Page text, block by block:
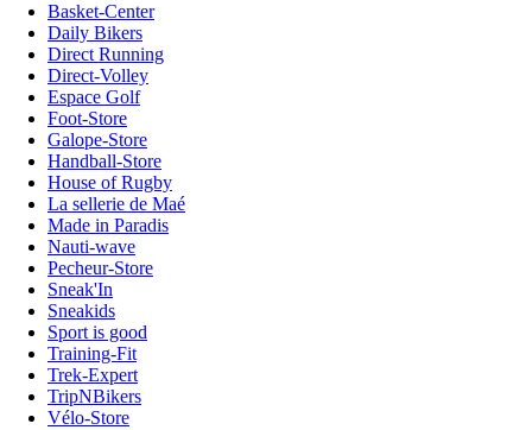
Basket-Center
Daily Bikers
Direct Running
Direct-Volley
Espace Golf
Foot-Store
Galope-Store
Handball-Store
House of Rugby
La sellerie de Maé
Made in Paradis
Nauti-wave
Pecheur-Store
Sneak'In
Sneakids
Sport is good
Training-Fit
Trek-Expert
TripNBikers
Vélo-Store